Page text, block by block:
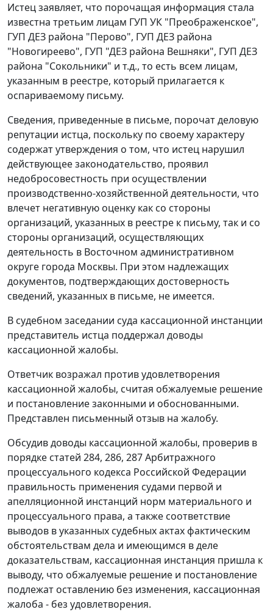
Истец заявляет, что порочащая информация стала
известна третьим лицам ГУП УК "Преображенское",
ГУП ДЕЗ района "Перово", ГУП ДЕЗ района
"Новогиреево", ГУП "ДЕЗ района Вешняки", ГУП ДЕЗ
района "Сокольники" и т.д., то есть всем лицам,
указанным в реестре, который прилагается к
оспариваемому письму.
Сведения, приведенные в письме, порочат деловую
репутации истца, поскольку по своему характеру
содержат утверждения о том, что истец нарушил
действующее законодательство, проявил
недобросовестность при осуществлении
производственно-хозяйственной деятельности, что
влечет негативную оценку как со стороны
организаций, указанных в реестре к письму, так и со
стороны организаций, осуществляющих
деятельность в Восточном административном
округе города Москвы. При этом надлежащих
документов, подтверждающих достоверность
сведений, указанных в письме, не имеется.
В судебном заседании суда кассационной инстанции
представитель истца поддержал доводы
кассационной жалобы.
Ответчик возражал против удовлетворения
кассационной жалобы, считая обжалуемые решение
и постановлениезаконными и обоснованными.
Представлен письменный отзыв на жалобу.
Обсудив доводы кассационной жалобы, проверив в
порядке статей 284, 286, 287Арбитражного
процессуального кодекса Российской Федерации
правильность применения судами первой и
апелляционной инстанций норм материального и
процессуального права, а также соответствие
выводов в указанных судебных актах фактическим
обстоятельствам дела и имеющимся в деле
доказательствам, кассационная инстанция пришла к
выводу, что обжалуемые решение и постановление
подлежат оставлению без изменения, кассационная
жалоба - без удовлетворения.